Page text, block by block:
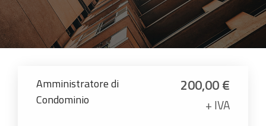
Amministratore di
Condominio
200,00€
+ IVA